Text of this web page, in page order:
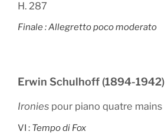
H. 287
Finale : Allegretto poco moderato
Erwin Schulhoff (1894-1942)
Ironies pour piano quatre mains
VI : Tempo di Fox